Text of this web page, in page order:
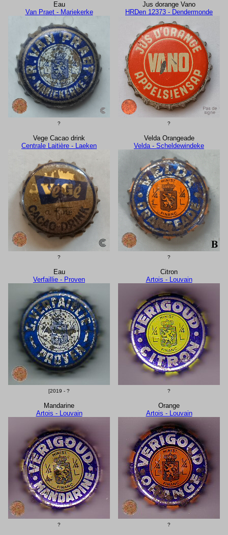
Eau
Van Praet - Mariekerke
?
Jus dorange Vano
HRDen 12373 - Dendermonde
?
Vege Cacao drink
Centrale Laitière - Laeken
?
Velda Orangeade
Velda - Scheldewindeke
?
Eau
Verfaillie - Proven
[2019 - ?
Citron
Artois - Louvain
?
Mandarine
Artois - Louvain
?
Orange
Artois - Louvain
?